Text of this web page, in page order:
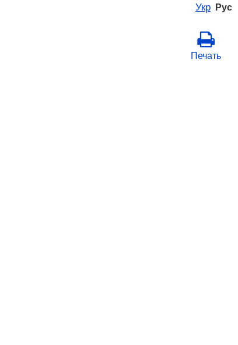
Укр Рус
Печать